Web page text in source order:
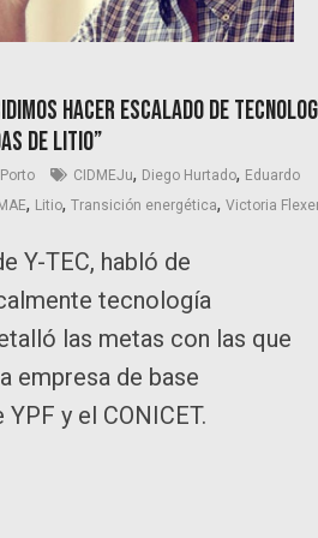
hacer escalado de
de litio”
CIDMEJu, Diego Hurtado, Eduardo
, Litio, Transición energética, Victoria
Y-TEC, habló de
tecnología
las metas con las que
empresa de base
y el CONICET.